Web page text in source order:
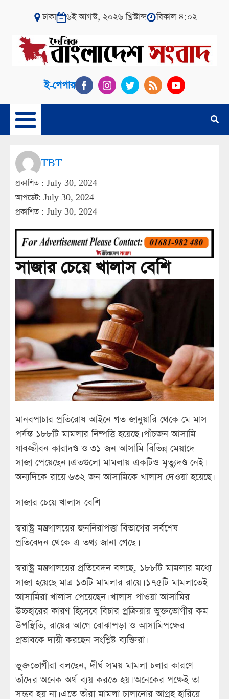
ঢাকা ৬ই আগস্ট, ২০২৬ খ্রিস্টাব্দ বিকাল ৪:০২
ই-পেপার
TBT
প্রকাশিত : July 30, 2024
আপডেট: July 30, 2024
প্রকাশিত : July 30, 2024
সাজার চেয়ে খালাস বেশি
মানবপাচার প্রতিরোধ আইনে গত জানুয়ারি থেকে মে মাস
পর্যন্ত ১৮৮টি মামলার নিষ্পত্তি হয়েছে। পাঁচজন আসামি
যাবজ্জীবন কারাদণ্ড ও ৩১ জন আসামি বিভিন্ন মেয়াদে
সাজা পেয়েছেন। এতগুলো মামলায় একটিও মৃত্যুদণ্ড নেই।
অন্যদিকে রায়ে ৬৩২ জন আসামিকে খালাস দেওয়া হয়েছে।
সাজার চেয়ে খালাস বেশি
স্বরাষ্ট্র মন্ত্রণালয়ের জননিরাপত্তা বিভাগের সর্বশেষ
প্রতিবেদন থেকে এ তথ্য জানা গেছে।
স্বরাষ্ট্র মন্ত্রণালয়ের প্রতিবেদন বলছে, ১৮৮টি মামলার মধ্যে
সাজা হয়েছে মাত্র ১৩টি মামলার রায়ে। ১৭৫টি মামলাতেই
আসামিরা খালাস পেয়েছেন। খালাস পাওয়া আসামির
উচ্চহারের কারণ হিসেবে বিচার প্রক্রিয়ায় ভুক্তভোগীর কম
উপস্থিতি, রায়ের আগে বোঝাপড়া ও আসামিপক্ষের
প্রভাবকে দায়ী করছেন সংশ্লিষ্ট ব্যক্তিরা।
ভুক্তভোগীরা বলছেন, দীর্ঘ সময় মামলা চলার কারণে
তাঁদের অনেক অর্থ ব্যয় করতে হয়। অনেকের পক্ষেই তা
সম্ভব হয় না। এতে তাঁরা মামলা চালানোর আগ্রহ হারিয়ে